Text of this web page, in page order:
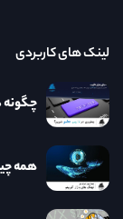
لینک های کاربردی
چگونه
همه